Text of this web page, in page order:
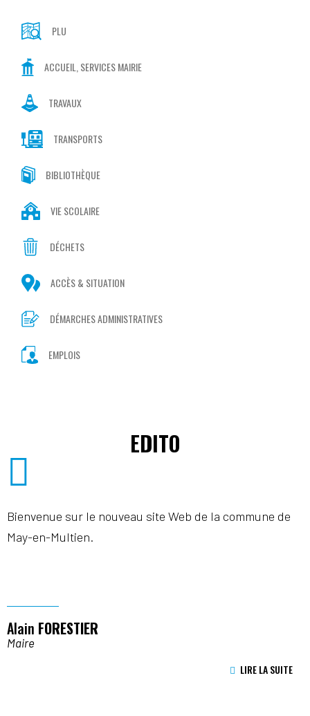
PLU
ACCUEIL, SERVICES MAIRIE
TRAVAUX
TRANSPORTS
BIBLIOTHÈQUE
VIE SCOLAIRE
DÉCHETS
ACCÈS & SITUATION
DÉMARCHES ADMINISTRATIVES
EMPLOIS
EDITO
Bienvenue sur le nouveau site Web de la commune de
May-en-Multien.
Alain FORESTIER
Maire
LIRE LA SUITE